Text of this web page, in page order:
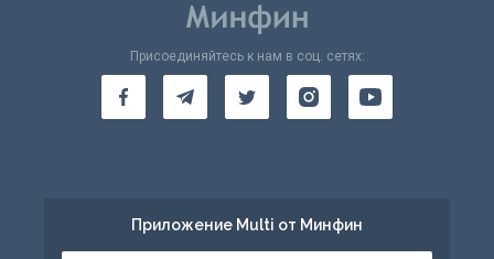
Присоединяйтесь к нам в соц. сетях:
Приложение Multi от Минфин